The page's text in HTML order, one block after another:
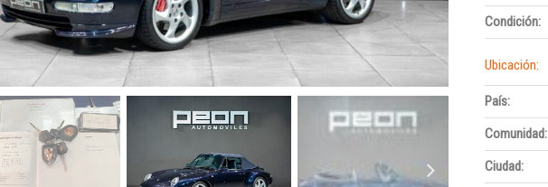
Condición:
Ubicación:
País:
Comunidad:
Ciudad: